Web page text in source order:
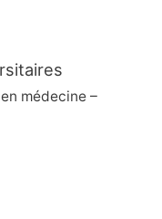
médecine –